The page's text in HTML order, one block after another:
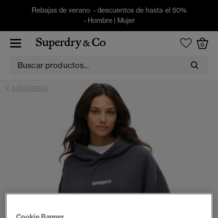
Rebajas de verano - descuentos de hasta el 50%
- Hombre| Mujer
0
SUDADERAS